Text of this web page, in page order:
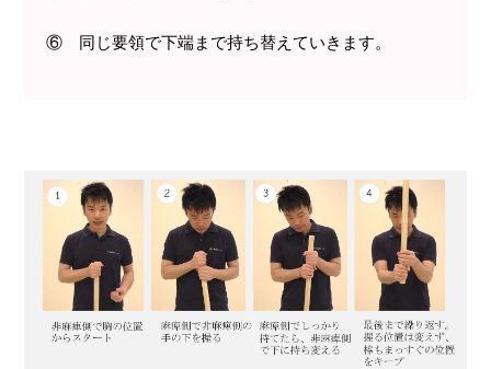
⑥ 同じ要領で下端まで持ち替えていきます。